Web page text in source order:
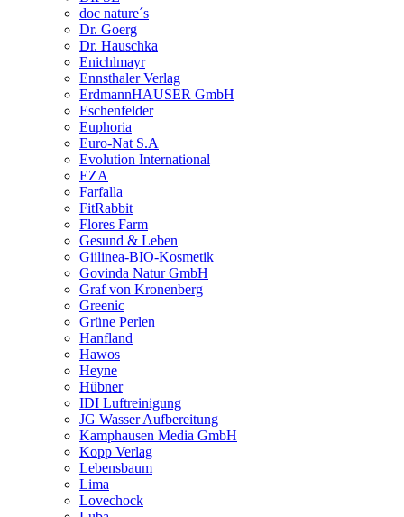
doc nature´s
Dr. Goerg
Dr. Hauschka
Enichlmayr
Ennsthaler Verlag
ErdmannHAUSER GmbH
Eschenfelder
Euphoria
Euro-Nat S.A
Evolution International
EZA
Farfalla
FitRabbit
Flores Farm
Gesund & Leben
Giilinea-BIO-Kosmetik
Govinda Natur GmbH
Graf von Kronenberg
Greenic
Grüne Perlen
Hanfland
Hawos
Heyne
Hübner
IDI Luftreinigung
JG Wasser Aufbereitung
Kamphausen Media GmbH
Kopp Verlag
Lebensbaum
Lima
Lovechock